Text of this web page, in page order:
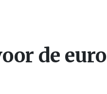
de euro